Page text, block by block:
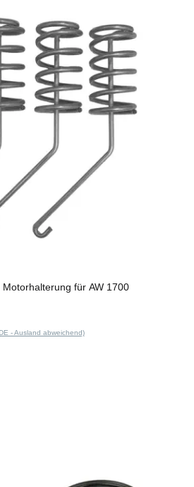
für AW 1700
- Ausland abweichend)